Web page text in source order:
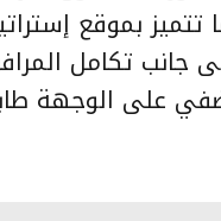
تتميز بموقع
جانب تكامل
على الوجهة